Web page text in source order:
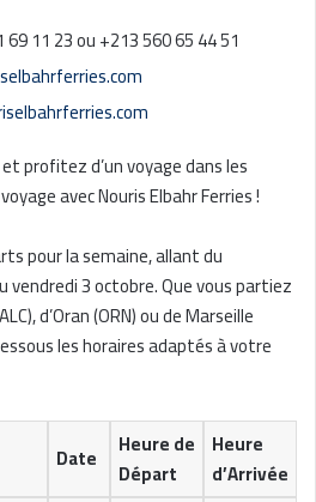
11 23 ou +213 560 65 44 51
profitez d’un voyage dans les
avec Nouris Elbahr Ferries !
pour la semaine, allant du
3 octobre. Que vous partiez
d’Oran (ORN) ou de Marseille
les horaires adaptés à votre
Date
Heure de
Départ
Heure
d’Arrivée